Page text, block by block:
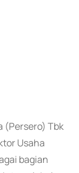
(Persero) Tbk
Usaha
bagian